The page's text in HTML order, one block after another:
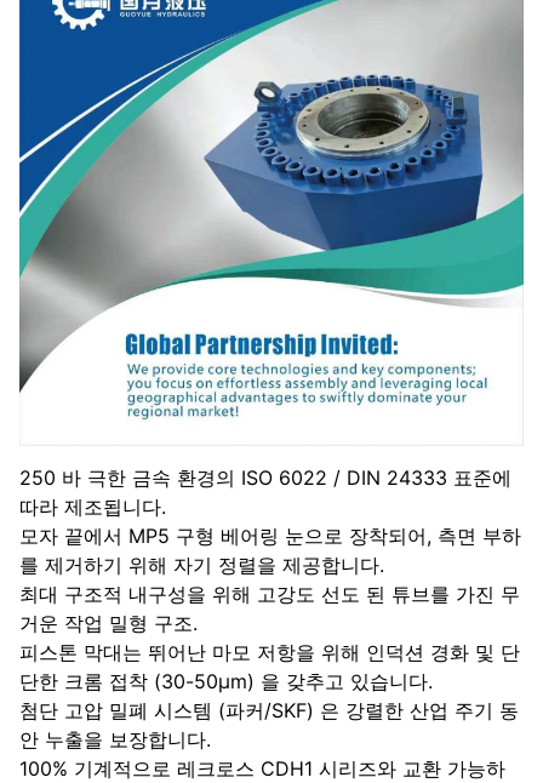
250 바 극한 금속 환경의 ISO 6022 / DIN 24333 표준에
따라 제조됩니다.
모자 끝에서 MP5 구형 베어링 눈으로 장착되어, 측면 부하
를 제거하기 위해 자기 정렬을 제공합니다.
최대 구조적 내구성을 위해 고강도 선도 된 튜브를 가진 무
거운 작업 밀형 구조.
피스톤 막대는 뛰어난 마모 저항을 위해 인덕션 경화 및 단
단한 크롬 접착 (30-50μm) 을 갖추고 있습니다.
첨단 고압 밀폐 시스템 (파커/SKF) 은 강렬한 산업 주기 동
안 누출을 보장합니다.
100% 기계적으로 레크로스 CDH1 시리즈와 교환 가능하